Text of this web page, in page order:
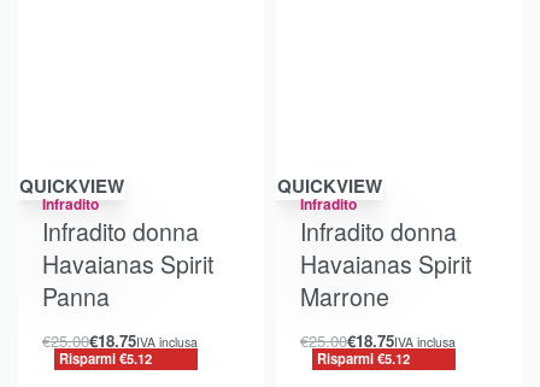
Risparmi €5.12
QUICKVIEW
Infradito
Infradito donna
Havaianas Spirit
Panna
€25.00€18.75IVA inclusa
Risparmi €5.12
Risparmi €5.12
QUICKVIEW
Infradito
Infradito donna
Havaianas Spirit
Marrone
€25.00€18.75IVA inclusa
Risparmi €5.12